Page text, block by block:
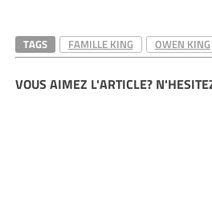
TAGS FAMILLE KING OWEN KING
VOUS AIMEZ L'ARTICLE?